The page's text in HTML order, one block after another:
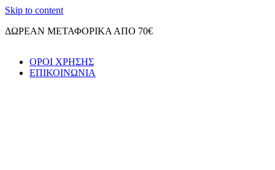
Skip to content
ΔΩΡΕΑΝ ΜΕΤΑΦΟΡΙΚΑ ΑΠΟ 70€
ΟΡΟΙ ΧΡΗΣΗΣ
ΕΠΙΚΟΙΝΩΝΙΑ